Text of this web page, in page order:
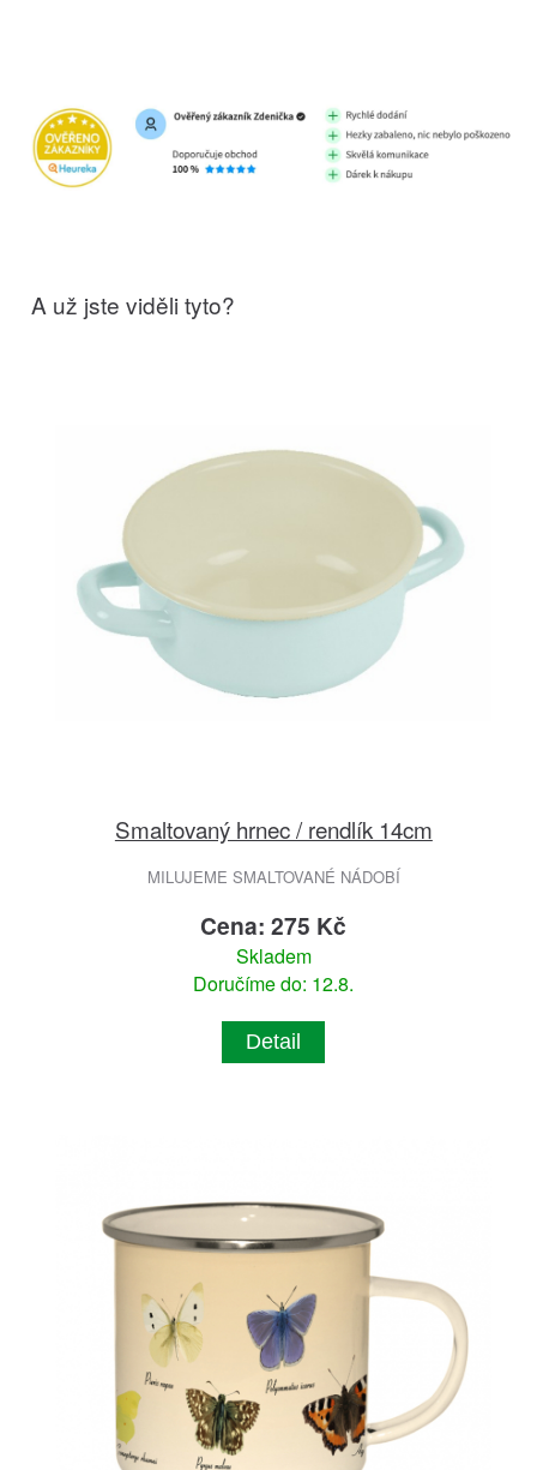
A už jste viděli tyto?
Smaltovaný hrnec / rendlík 14cm
MILUJEME SMALTOVANÉ NÁDOBÍ
Cena: 275 Kč
Skladem
Doručíme do: 12.8.
Detail